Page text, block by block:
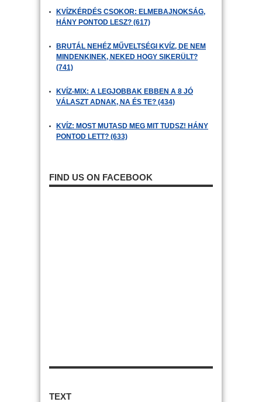
KVÍZKÉRDÉS CSOKOR: ELMEBAJNOKSÁG,
HÁNY PONTOD LESZ? (617)
BRUTÁL NEHÉZ MŰVELTSÉGI KVÍZ, DE NEM
MINDENKINEK, NEKED HOGY SIKERÜLT?
(741)
KVÍZ-MIX: A LEGJOBBAK EBBEN A 8 JÓ
VÁLASZT ADNAK, NA ÉS TE? (434)
KVÍZ: MOST MUTASD MEG MIT TUDSZ! HÁNY
PONTOD LETT? (633)
FIND US ON FACEBOOK
TEXT